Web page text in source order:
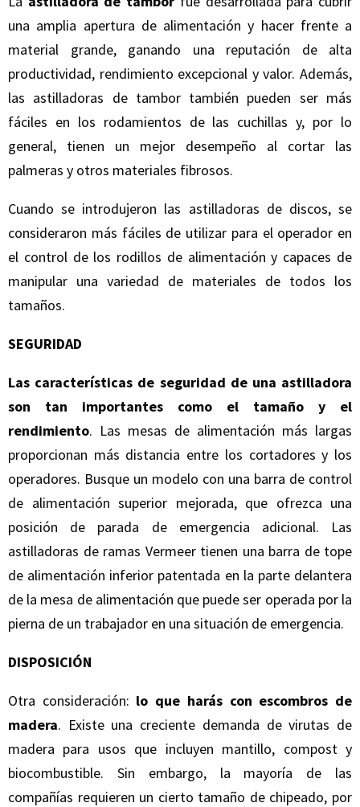
una amplia apertura de alimentación y hacer frente a
material grande, ganando una reputación de alta
productividad, rendimiento excepcional y valor. Además,
las astilladoras de tambor también pueden ser más
fáciles en los rodamientos de las cuchillas y, por lo
general, tienen un mejor desempeño al cortar las
palmeras y otros materiales fibrosos.
Cuando se introdujeron las astilladoras de discos, se
consideraron más fáciles de utilizar para el operador en
el control de los rodillos de alimentación y capaces de
manipular una variedad de materiales de todos los
tamaños.
SEGURIDAD
Las características de seguridad de una astilladora
son tan importantes como el tamaño y el
rendimiento. Las mesas de alimentación más largas
proporcionan más distancia entre los cortadores y los
operadores. Busque un modelo con una barra de control
de alimentación superior mejorada, que ofrezca una
posición de parada de emergencia adicional. Las
astilladoras de ramas Vermeer tienen una barra de tope
de alimentación inferior patentada en la parte delantera
de la mesa de alimentación que puede ser operada por la
pierna de un trabajador en una situación de emergencia.
DISPOSICIÓN
Otra consideración: lo que harás con escombros de
madera. Existe una creciente demanda de virutas de
madera para usos que incluyen mantillo, compost y
biocombustible. Sin embargo, la mayoría de las
compañías requieren un cierto tamaño de chipeado, por